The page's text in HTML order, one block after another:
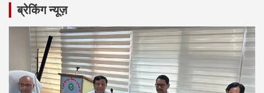
ब्रेकिंग न्यूज़